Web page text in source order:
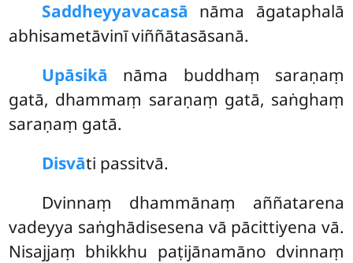
Saddheyyavacasā nāma āgataphalā
abhisametāvinī viññātasāsanā.
Upāsikā nāma buddhaṃ saraṇaṃ
gatā, dhammaṃ saraṇaṃ gatā, saṅghaṃ
saraṇaṃ gatā.
Disvāti passitvā.
Dvinnaṃ dhammānaṃ aññatarena
vadeyya saṅghādisesena vā pācittiyena vā.
Nisajjaṃ bhikkhu paṭijānamāno dvinnaṃ